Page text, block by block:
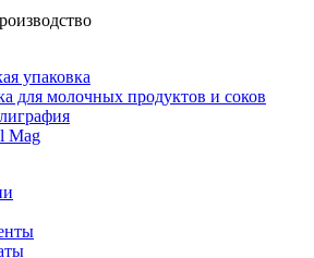
упаковка
для молочных продуктов и соков
Mag